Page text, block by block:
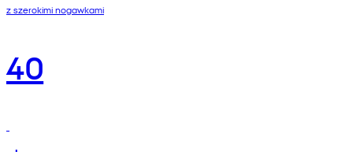
z szerokimi nogawkami
40